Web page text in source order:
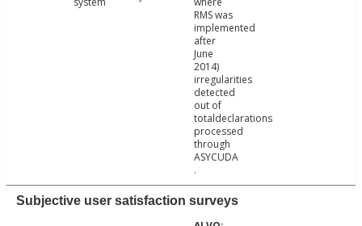
RMS was
implemented
after
June
2014)
irregularities
detected
out of
totaldeclarations
processed
through
ASYCUDA
.
Subjective user satisfaction surveys